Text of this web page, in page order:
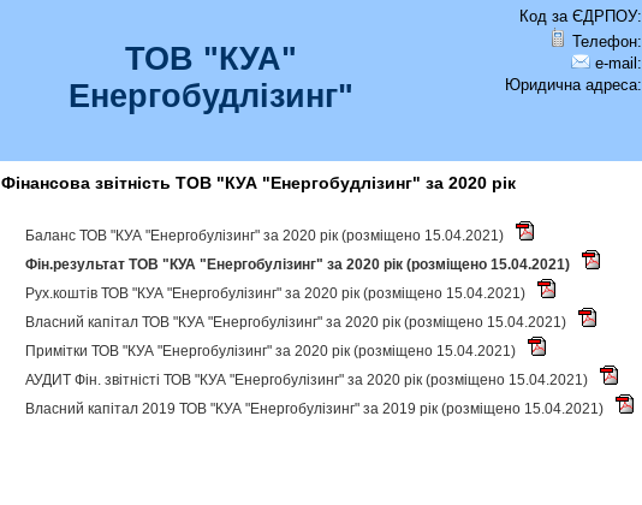
ТОВ "КУА"
Енергобудлізинг"
Код за ЄДРПОУ:
Телефон:
e-mail:
Юридична адреса:
Фінансова звітність ТОВ "КУА "Енергобудлізинг" за 2020 рік
Баланс ТОВ "КУА "Енергобулізинг" за 2020 рік (розміщено 15.04.2021)
Фін.результат ТОВ "КУА "Енергобулізинг" за 2020 рік (розміщено 15.04.2021)
Рух.коштів ТОВ "КУА "Енергобулізинг" за 2020 рік (розміщено 15.04.2021)
Власний капітал ТОВ "КУА "Енергобулізинг" за 2020 рік (розміщено 15.04.2021)
Примітки ТОВ "КУА "Енергобулізинг" за 2020 рік (розміщено 15.04.2021)
АУДИТ Фін. звітністі ТОВ "КУА "Енергобулізинг" за 2020 рік (розміщено 15.04.2021)
Власний капітал 2019 ТОВ "КУА "Енергобулізинг" за 2019 рік (розміщено 15.04.2021)